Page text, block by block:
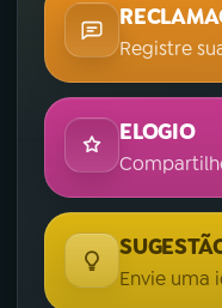
Registre
ELOGIO
Envie uma